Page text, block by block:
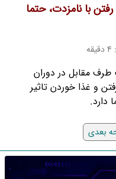
با نامزدت، حتما
طرف مقابل در دوران
و غذا خوردن تاثیر
دارد.
بعدی